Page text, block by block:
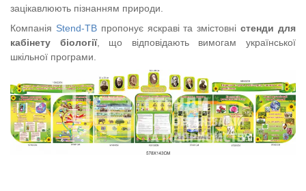
зацікавлюють пізнанням природи.
Компанія Stend-TBпропонує яскраві та змістовністенди для
кабінету біології, що відповідають вимогам української
шкільної програми.